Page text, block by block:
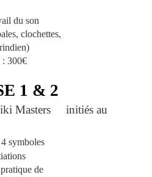
du son
clochettes,
: 300€
1 & 2
Masters initiés au
symboles
de